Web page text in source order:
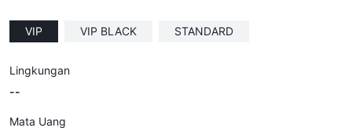
VIP VIP BLACK STANDARD
Lingkungan
--
Mata Uang